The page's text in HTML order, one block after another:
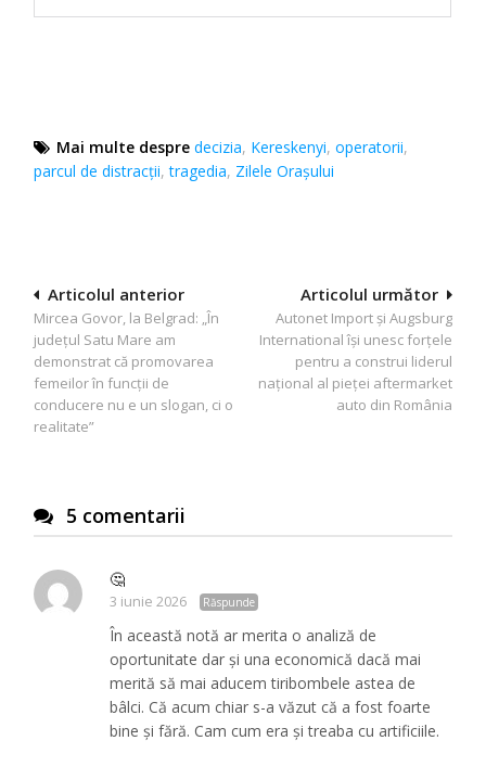
Mai multe despre decizia, Kereskenyi,operatorii,
parcul de distracții,tragedia, Zilele Oraşului
Navigare
în
articole
Articolul următor
Autonet Import și Augsburg
International își unesc forțele
pentru a construi liderul
național al pieței aftermarket
auto din România
Articolul anterior
Mircea Govor, la Belgrad: „În
județul Satu Mare am
demonstrat că promovarea
femeilor în funcții de
conducere nu e un slogan, ci o
realitate”
5 comentarii
🤔
3 iunie 2026 Răspunde
În această notă ar merita o analiză de
oportunitate dar și una economică dacă mai
merită să mai aducem tiribombele astea de
bâlci. Că acum chiar s-a văzut că a fost foarte
bine și fără. Cam cum era și treaba cu artificiile.